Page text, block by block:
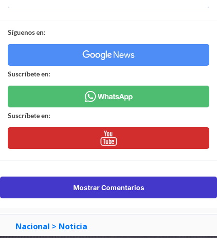
Síguenos en:
Suscríbete en:
Suscríbete en:
Mostrar Comentarios
Nacional > Noticia